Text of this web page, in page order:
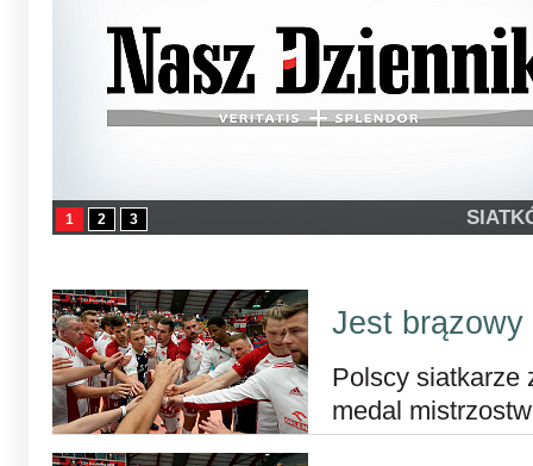
1 2 3
Jest brązowy
Polscy siatkarze
medal